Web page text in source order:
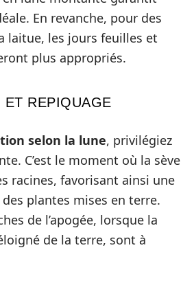
En revanche, pour des
laitue, les jours feuilles et
plus appropriés.
ET REPIQUAGE
selon la lune, privilégiez
C’est le moment où la sève
racines, favorisant ainsi une
plantes mises en terre.
de l’apogée, lorsque la
de la terre, sont à